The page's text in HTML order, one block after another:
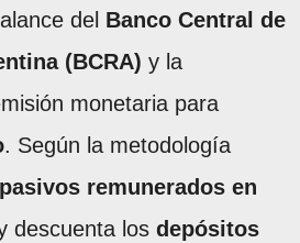
del Banco Central de
(BCRA) y la
monetaria para
. Según la metodología
pasivos remunerados en
descuenta los depósitos